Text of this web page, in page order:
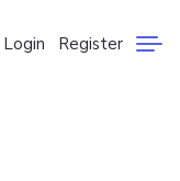
Login Register